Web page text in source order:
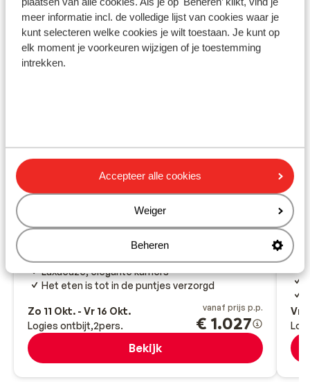
meer informatie incl. de volledige lijst van cookies waar je
kunt selecteren welke cookies je wilt toestaan. Je kunt op
elk moment je voorkeuren wijzigen of je toestemming
intrekken.
Accepteer alle cookies
Weiger
Beheren
Bless Ibiza The Site (voorheen
Playa d'en Bossa
Luxe, levendige sfeer
Luxueuze, elegante kamers
Het eten is tot in de puntjes verzorgd
Zo 11 Okt. - Vr 16 Okt.
Logies ontbijt 2pers.
vanaf prijs p.p.
€ 1.027
Bekijk
Vr